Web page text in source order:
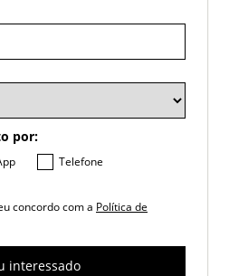
por:
Telefone
concordo com a Política de
interessado